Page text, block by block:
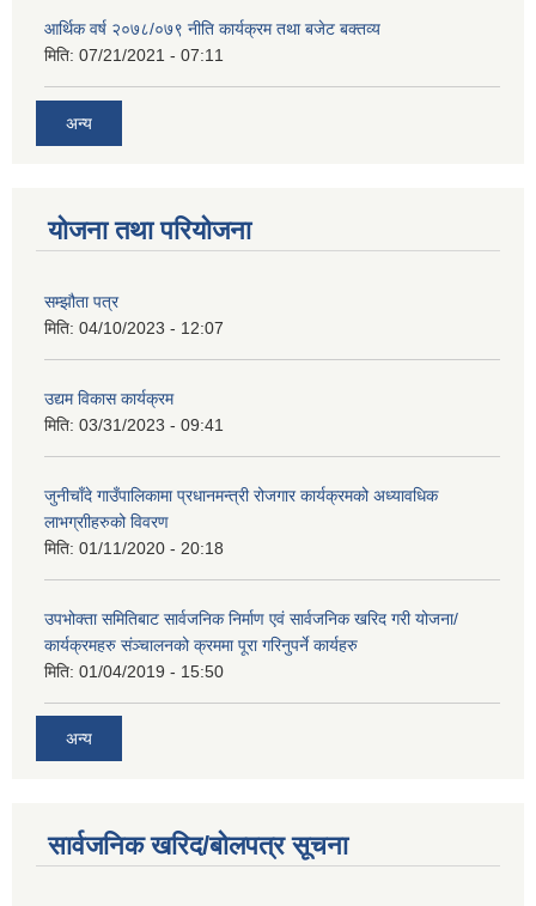
आर्थिक वर्ष २०७८/०७९ नीति कार्यक्रम तथा बजेट बक्तव्य
मिति: 07/21/2021 - 07:11
अन्य
योजना तथा परियोजना
सम्झौता पत्र
मिति: 04/10/2023 - 12:07
उद्यम विकास कार्यक्रम
मिति: 03/31/2023 - 09:41
जुनीचाँदे गाउँपालिकामा प्रधानमन्‍त्री रोजगार कार्यक्रमको अध्यावधिक
लाभग्राीहरुको विवरण
मिति: 01/11/2020 - 20:18
उपभोक्ता समितिबाट सार्वजनिक निर्माण एवं सार्वजनिक खरिद गरी योजना/
कार्यक्रमहरु संञ्‍चालनको क्रममा पूरा गरिनुपर्ने कार्यहरु
मिति: 01/04/2019 - 15:50
अन्य
सार्वजनिक खरिद/बोलपत्र सूचना